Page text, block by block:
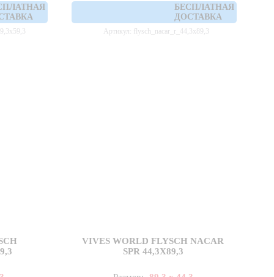
БЕСПЛАТНАЯ
ДОСТАВКА
Артикул: flysch_nacar_r_44,3x89,3
VIVES WORLD FLYSCH NACAR
SPR 44,3X89,3